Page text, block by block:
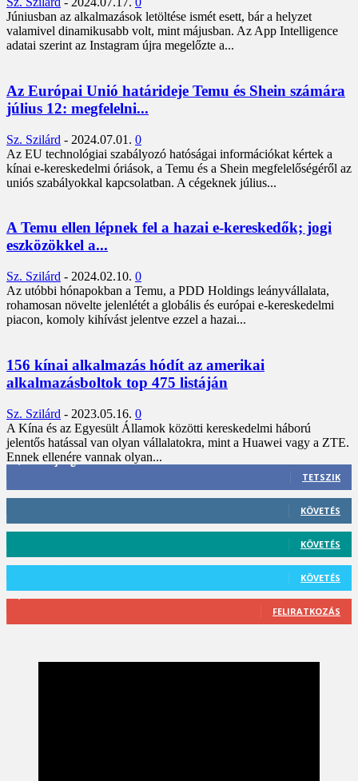
Júniusban az alkalmazások letöltése ismét esett, bár a helyzet
valamivel dinamikusabb volt, mint májusban. Az App Intelligence
adatai szerint az Instagram újra megelőzte a...
Az Európai Unió határideje Temu és Shein számára
július 12: megfelelni...
Sz. Szilárd - 2024.07.01. 0
Az EU technológiai szabályozó hatóságai információkat kértek a
kínai e-kereskedelmi óriások, a Temu és a Shein megfelelőségéről az
uniós szabályokkal kapcsolatban. A cégeknek július...
A Temu ellen lépnek fel a hazai e-kereskedők; jogi
eszközökkel a...
Sz. Szilárd - 2024.02.10. 0
Az utóbbi hónapokban a Temu, a PDD Holdings leányvállalata,
rohamosan növelte jelenlétét a globális és európai e-kereskedelmi
piacon, komoly kihívást jelentve ezzel a hazai...
156 kínai alkalmazás hódít az amerikai
alkalmazásboltok top 475 listáján
Sz. Szilárd - 2023.05.16. 0
A Kína és az Egyesült Államok közötti kereskedelmi háború
jelentős hatással van olyan vállalatokra, mint a Huawei vagy a ZTE.
Ennek ellenére vannak olyan...
3,452 Rajongók
TETSZIK
412 Követő
KÖVETÉS
59 Követő
KÖVETÉS
101 Követő
KÖVETÉS
2,589 Feliratkozó
FELIRATKOZÁS